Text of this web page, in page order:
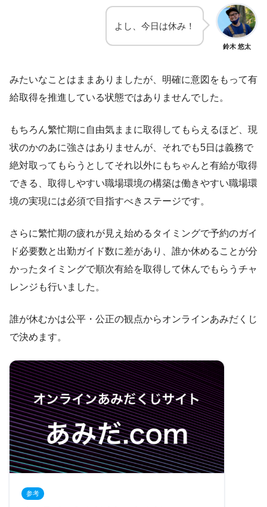
鈴木 悠太
よし、今日は休み！
みたいなことはままありましたが、明確に意図をもって有
給取得を推進している状態ではありませんでした。
もちろん繁忙期に自由気ままに取得してもらえるほど、現
状のかのあに強さはありませんが、それでも5日は義務で
絶対取ってもらうとしてそれ以外にもちゃんと有給が取得
できる、取得しやすい職場環境の構築は働きやすい職場環
境の実現には必須で目指すべきステージです。
さらに繁忙期の疲れが見え始めるタイミングで予約のガイ
ド必要数と出勤ガイド数に差があり、誰か休めることが分
かったタイミングで順次有給を取得して休んでもらうチャ
レンジも行いました。
誰が休むかは公平・公正の観点からオンラインあみだくじ
で決めます。
参考